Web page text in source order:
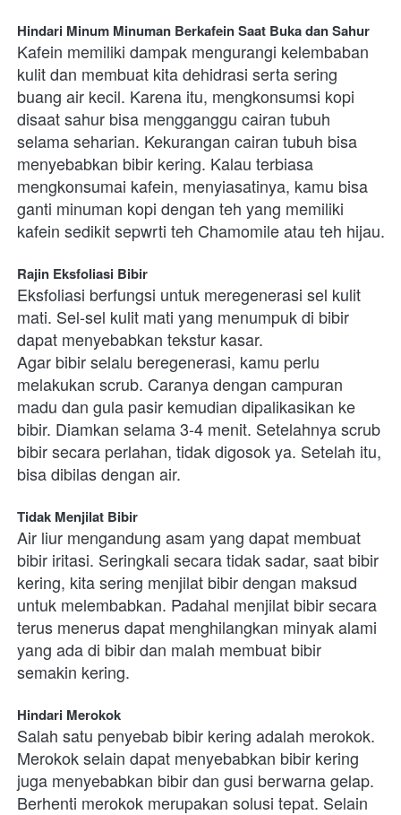
Hindari Minum Minuman Berkafein Saat Buka dan Sahur
Kafein memiliki dampak mengurangi kelembaban
kulit dan membuat kita dehidrasi serta sering
buang air kecil. Karena itu, mengkonsumsi kopi
disaat sahur bisa mengganggu cairan tubuh
selama seharian. Kekurangan cairan tubuh bisa
menyebabkan bibir kering. Kalau terbiasa
mengkonsumai kafein, menyiasatinya, kamu bisa
ganti minuman kopi dengan teh yang memiliki
Rajin Eksfoliasi Bibir
Eksfoliasi berfungsi untuk meregenerasi sel kulit
mati. Sel-sel kulit mati yang menumpuk di bibir
dapat menyebabkan tekstur kasar.
Agar bibir selalu beregenerasi, kamu perlu
melakukan scrub. Caranya dengan campuran
madu dan gula pasir kemudian dipalikasikan ke
bibir. Diamkan selama 3-4 menit. Setelahnya scrub
bibir secara perlahan, tidak digosok ya. Setelah itu,
bisa dibilas dengan air.
Tidak Menjilat Bibir
Air liur mengandung asam yang dapat membuat
bibir iritasi. Seringkali secara tidak sadar, saat bibir
kering, kita sering menjilat bibir dengan maksud
untuk melembabkan. Padahal menjilat bibir secara
terus menerus dapat menghilangkan minyak alami
yang ada di bibir dan malah membuat bibir
semakin kering.
Hindari Merokok
Salah satu penyebab bibir kering adalah merokok.
Merokok selain dapat menyebabkan bibir kering
juga menyebabkan bibir dan gusi berwarna gelap.
Berhenti merokok merupakan solusi tepat. Selain